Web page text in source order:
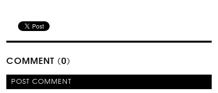
COMMENT (0)
POST COMMENT